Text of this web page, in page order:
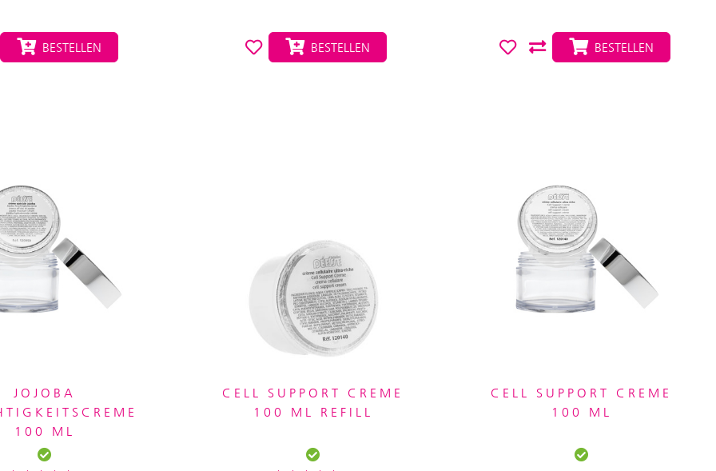
BESTELLEN BESTELLEN BESTELLEN
JOJOBA
100 ML
CELL SUPPORT CREME
100 ML REFILL
CELL SUPPORT CREME
100 ML